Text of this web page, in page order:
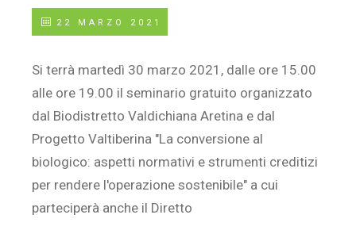
22 MARZO 2021
Si terrà martedì 30 marzo 2021, dalle ore 15.00
alle ore 19.00 il seminario gratuito organizzato
dal Biodistretto Valdichiana Aretina e dal
Progetto Valtiberina "La conversione al
biologico: aspetti normativi e strumenti creditizi
per rendere l'operazione sostenibile" a cui
parteciperà anche il Diretto